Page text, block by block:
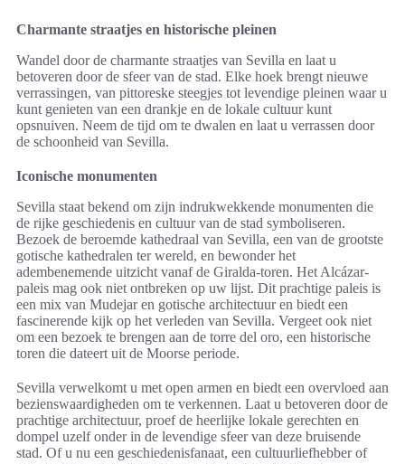
Charmante straatjes en historische pleinen
Wandel door de charmante straatjes van Sevilla en laat u
betoveren door de sfeer van de stad. Elke hoek brengt nieuwe
verrassingen, van pittoreske steegjes tot levendige pleinen waar u
kunt genieten van een drankje en de lokale cultuur kunt
opsnuiven. Neem de tijd om te dwalen en laat u verrassen door
de schoonheid van Sevilla.
Iconische monumenten
Sevilla staat bekend om zijn indrukwekkende monumenten die
de rijke geschiedenis en cultuur van de stad symboliseren.
Bezoek de beroemde kathedraal van Sevilla, een van de grootste
gotische kathedralen ter wereld, en bewonder het
adembenemende uitzicht vanaf de Giralda-toren. Het Alcázar-
paleis mag ook niet ontbreken op uw lijst. Dit prachtige paleis is
een mix van Mudejar en gotische architectuur en biedt een
fascinerende kijk op het verleden van Sevilla. Vergeet ook niet
om een bezoek te brengen aan de torre del oro, een historische
toren die dateert uit de Moorse periode.
Sevilla verwelkomt u met open armen en biedt een overvloed aan
bezienswaardigheden om te verkennen. Laat u betoveren door de
prachtige architectuur, proef de heerlijke lokale gerechten en
dompel uzelf onder in de levendige sfeer van deze bruisende
stad. Of u nu een geschiedenisfanaat, een cultuurliefhebber of